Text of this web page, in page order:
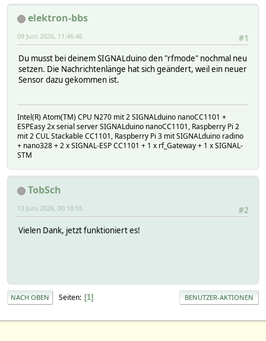
READINGS:
2026-01-27 16:11:37 batteryChanged 1
2026-06-08 16:52:07 brightness 0.103
2026-06-08 16:10:09 model Bresser 7-in-1
2026-06-08 16:52:07 rain 0
:
elektron-bbs
#1
09 Juni 2026, 11:46:46
Du musst bei deinem SIGNALduino den "rfmode" nochmal neu
setzen. Die Nachrichtenlänge hat sich geändert, weil ein neuer
Sensor dazu gekommen ist.
Intel(R) Atom(TM) CPU N270 mit 2 SIGNALduino nanoCC1101 +
ESPEasy 2x serial server SIGNALduino nanoCC1101, Raspberry Pi 2
mit 2 CUL Stackable CC1101, Raspberry Pi 3 mit SIGNALduino radino
+ nano328 + 2 x SIGNAL-ESP CC1101 + 1 x rf_Gateway + 1 x SIGNAL-
STM
TobSch
#2
13 Juni 2026, 00:10:55
Vielen Dank, jetzt funktioniert es!
NACH OBEN Seiten 1 BENUTZER-AKTIONEN